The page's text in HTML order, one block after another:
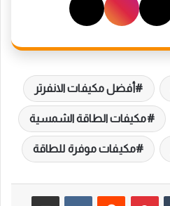
أفضل مكيفات الانفرتر
مكيفات الطاقة الشمسية
مكيفات موفرة للطاقة
بينتيريست مشاركة عبر البريد